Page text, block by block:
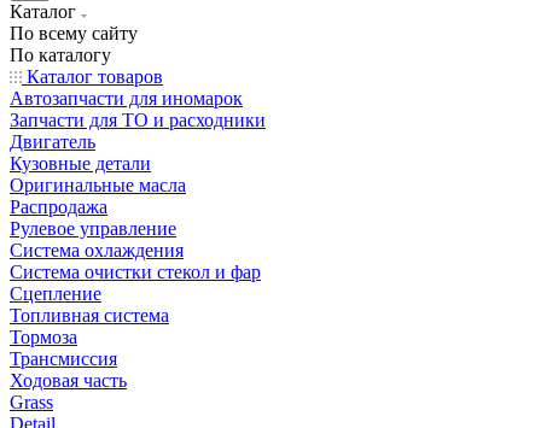
Каталог
По всему сайту
По каталогу
Каталог товаров
Автозапчасти для иномарок
Запчасти для ТО и расходники
Двигатель
Кузовные детали
Оригинальные масла
Распродажа
Рулевое управление
Система охлаждения
Система очистки стекол и фар
Сцепление
Топливная система
Тормоза
Трансмиссия
Ходовая часть
Grass
Detail